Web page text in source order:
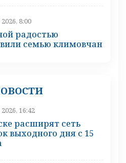
8:00
радостью
семью климовчан
16:42
расширят сеть
выходного дня с 15